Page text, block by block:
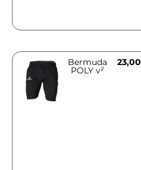
Bermuda
POLY v²
23,00